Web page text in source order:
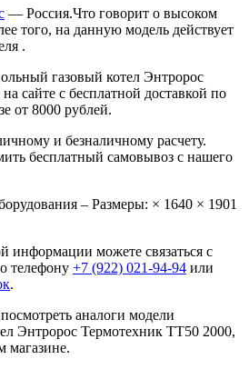
— Россия.Что говорит о высоком
того, на данную модель действует
.
газовый котел Энтророс
сайте с бесплатной доставкой по
от 8000 рублей.
и безналичному расчету.
бесплатный самовывоз с нашего
– Размеры: × 1640 × 1901
информации можете связаться с
телефону +7 (922) 021-94-94 или
.
аналоги модели
Энтророс Термотехник ТТ50 2000,
магазине.